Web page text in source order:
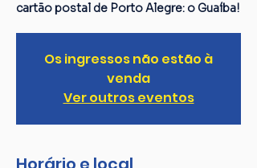
cartão postal de Porto Alegre: o Guaíba!
Os ingressos não estão à
venda
Ver outros eventos